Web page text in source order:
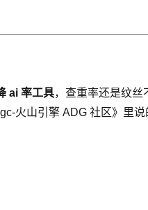
ai 率工具，查重率还是纹丝
火山引擎 ADG 社区》里